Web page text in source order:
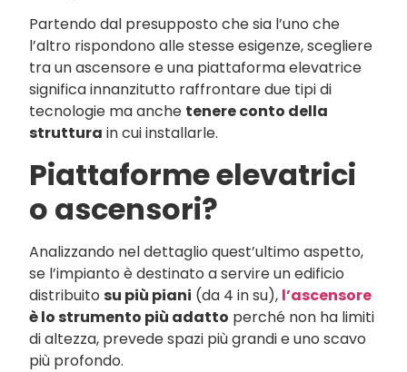
Partendo dal presupposto che sia l’uno che
l’altro rispondono alle stesse esigenze, scegliere
tra un ascensore e una piattaforma elevatrice
significa innanzitutto raffrontare due tipi di
tecnologie ma anche tenere conto della
struttura in cui installarle.
Piattaforme elevatrici
o ascensori?
Analizzando nel dettaglio quest’ultimo aspetto,
se l’impianto è destinato a servire un edificio
distribuitosu più piani (da 4 in su), l’ascensore
è lo strumento più adatto perché non ha limiti
di altezza, prevede spazi più grandi e uno scavo
più profondo.